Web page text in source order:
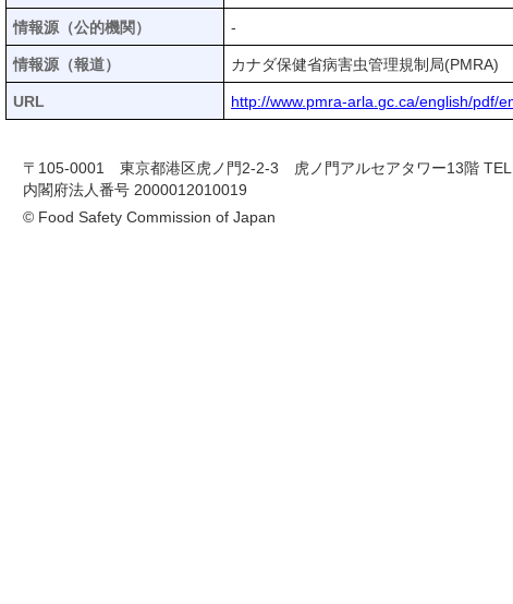
情報源（公的機関） -
情報源（報道） カナダ保健省病害虫管理規制局(PMRA)
URL http://www.pmra-arla.gc.ca/english/pdf/
〒105-0001 東京都港区虎ノ門2-2-3 虎ノ門アルセアタワー13階
内閣府法人番号 2000012010019
© Food Safety Commission of Japan